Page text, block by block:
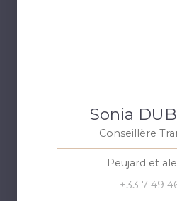
Sonia
Peujard et
+33 7 49